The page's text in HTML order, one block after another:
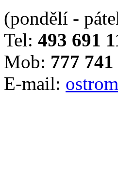
(pondělí -
Tel: 493 691
Mob: 777
E-mail: